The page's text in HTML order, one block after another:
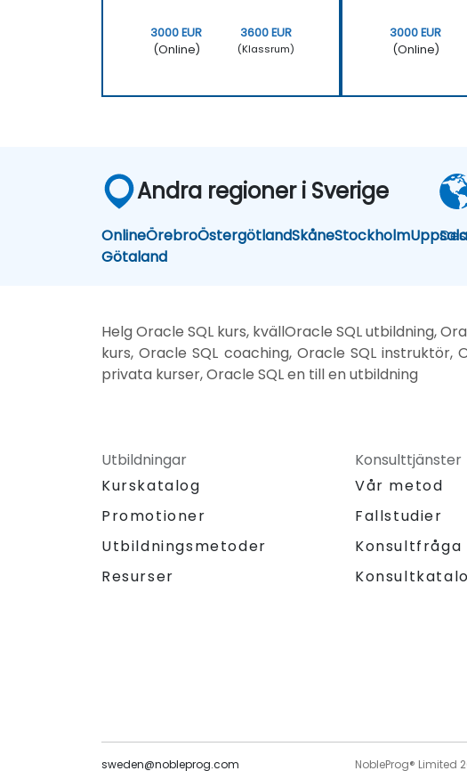
3000 EUR
(Online)
3600 EUR
(Klassrum)
3000 EUR
(Online)
Andra regioner i Sverige
OnlineÖrebroÖstergötlandSkåneStockholm
Götaland
Helg Oracle SQL kurs, kvällOracle SQL utbildning,
kurs, Oracle SQL coaching, Oracle SQL instruktör,
privata kurser, Oracle SQL en till en utbildning
Utbildningar
Kurskatalog
Promotioner
Utbildningsmetoder
Resurser
Konsulttjänster
Vår metod
Fallstudier
Konsultfråga
sweden@nobleprog.com NobleProg® Limited